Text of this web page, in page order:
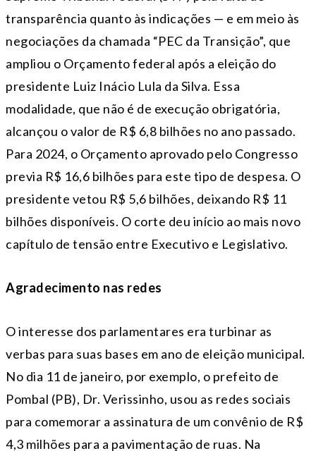
transparência quanto às indicações — e em meio às
negociações da chamada “PEC da Transição”, que
ampliou o Orçamento federal após a eleição do
presidente Luiz Inácio Lula da Silva. Essa
modalidade, que não é de execução obrigatória,
alcançou o valor de R$ 6,8 bilhões no ano passado.
Para 2024, o Orçamento aprovado pelo Congresso
previa R$ 16,6 bilhões para este tipo de despesa. O
presidente vetou R$ 5,6 bilhões, deixando R$ 11
bilhões disponíveis. O corte deu início ao mais novo
capítulo de tensão entre Executivo e Legislativo.
Agradecimento nas redes
O interesse dos parlamentares era turbinar as
verbas para suas bases em ano de eleição municipal.
No dia 11 de janeiro, por exemplo, o prefeito de
Pombal (PB), Dr. Verissinho, usou as redes sociais
para comemorar a assinatura de um convênio de R$
4,3 milhões para a pavimentação de ruas. Na